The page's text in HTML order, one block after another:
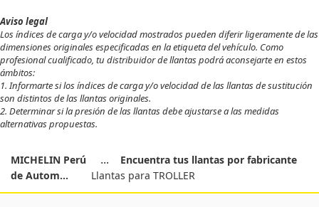
Aviso legal
Los índices de carga y/o velocidad mostrados pueden diferir ligeramente de las
dimensiones originales especificadas en la etiqueta del vehículo. Como
profesional cualificado, tu distribuidor de llantas podrá aconsejarte en estos
ámbitos:
1. Informarte si los índices de carga y/o velocidad de las llantas de sustitución
son distintos de las llantas originales.
2. Determinar si la presión de las llantas debe ajustarse a las medidas
alternativas propuestas.
MICHELIN Perú
Encuentra tus llantas por fabricante
de Autom...
Llantas para TROLLER